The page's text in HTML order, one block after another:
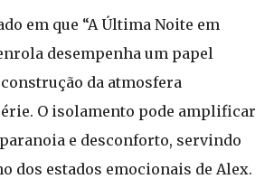
em que “A Última Noite em
desempenha um papel
da atmosfera
O isolamento pode amplificar
e desconforto, servindo
dos estados emocionais de Alex.